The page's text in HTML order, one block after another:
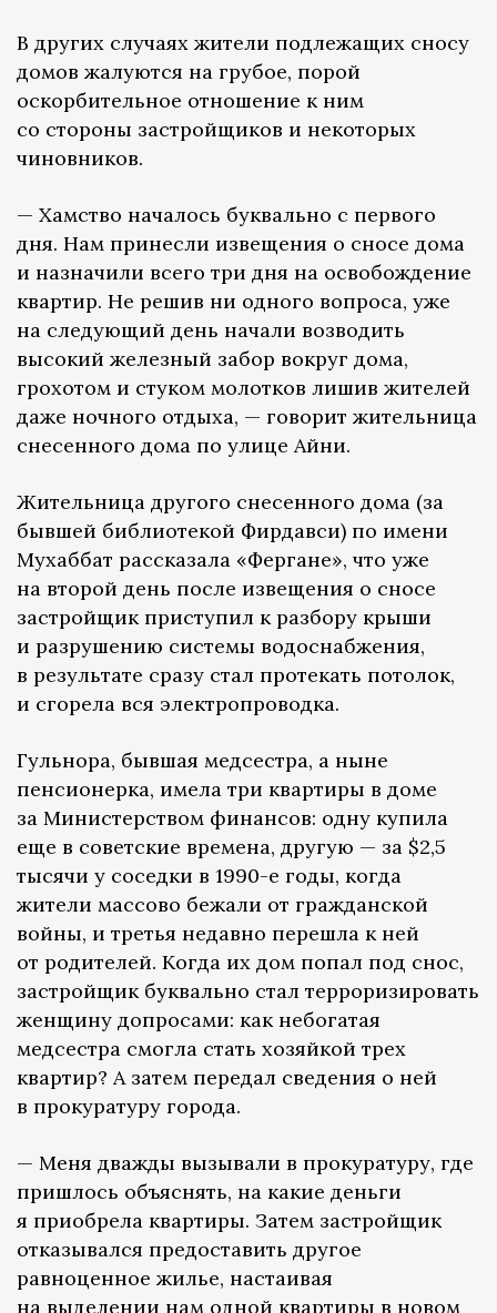
В других случаях жители подлежащих сносу
домов жалуются на грубое, порой
оскорбительное отношение к ним
со стороны застройщиков и некоторых
чиновников.
— Хамство началось буквально с первого
дня. Нам принесли извещения о сносе дома
и назначили всего три дня на освобождение
квартир. Не решив ни одного вопроса, уже
на следующий день начали возводить
высокий железный забор вокруг дома,
грохотом и стуком молотков лишив жителей
даже ночного отдыха, — говорит жительница
снесенного дома по улице Айни.
Жительница другого снесенного дома (за
бывшей библиотекой Фирдавси) по имени
Мухаббат рассказала «Фергане», что уже
на второй день после извещения о сносе
застройщик приступил к разбору крыши
и разрушению системы водоснабжения,
в результате сразу стал протекать потолок,
и сгорела вся электропроводка.
Гульнора, бывшая медсестра, а ныне
пенсионерка, имела три квартиры в доме
за Министерством финансов: одну купила
еще в советские времена, другую — за $2,5
тысячи у соседки в 1990-е годы, когда
жители массово бежали от гражданской
войны, и третья недавно перешла к ней
от родителей. Когда их дом попал под снос,
застройщик буквально стал терроризировать
женщину допросами: как небогатая
медсестра смогла стать хозяйкой трех
квартир? А затем передал сведения о ней
в прокуратуру города.
— Меня дважды вызывали в прокуратуру, где
пришлось объяснять, на какие деньги
я приобрела квартиры. Затем застройщик
отказывался предоставить другое
равноценное жилье, настаивая
на выделении нам одной квартиры в новом